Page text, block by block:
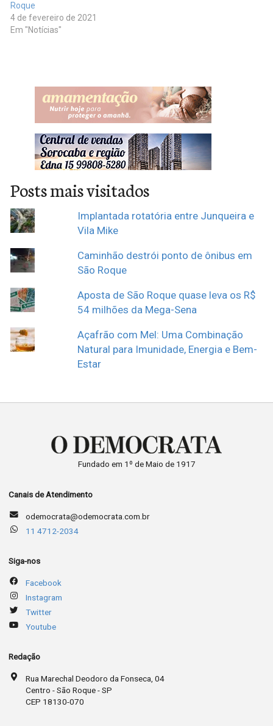
Roque
4 de fevereiro de 2021
Em "Notícias"
Posts mais visitados
Implantada rotatória entre Junqueira e
Vila Mike
Caminhão destrói ponto de ônibus em
São Roque
Aposta de São Roque quase leva os R$
54 milhões da Mega-Sena
Açafrão com Mel: Uma Combinação
Natural para Imunidade, Energia e Bem-
Estar
Fundado em 1º de Maio de 1917
Canais de Atendimento
odemocrata@odemocrata.com.br
11 4712-2034
Siga-nos
Facebook
Instagram
Twitter
Youtube
Redação
Rua Marechal Deodoro da Fonseca, 04
Centro - São Roque - SP
CEP 18130-070